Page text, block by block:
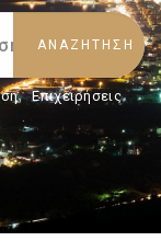
, Επιχειρήσεις